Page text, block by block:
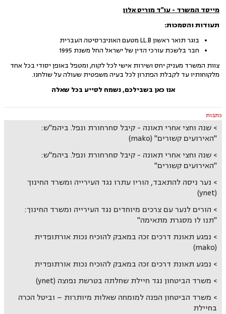
מייסד המשרד - עו"ד מוריס אלון
תעודות והסמכות:
בוגר תואר ראשון LL.B מטעם האוניברסיטה העברית
חבר בלשכת עורכי הדין של ישראל החל משנת 1995
צוות המשרד מעניק יחס ושירות אישי לכל לקוח, ומטפל באופן יסודי בכל אחד
מלקוחותיו עד לקבלת הפתרון לכל בעיה משפטית שעולה על שולחנו.
אנו כאן בשבילכם, נשמח לסייע בכל שאלה
כתבות
שנה וחצי אחרי תאונה - קיבל סחרחורת ונפל. ביהמ"ש:
"האירועים קשורים" (mako)
שנה וחצי אחרי תאונה - קיבל סחרחורת ונפל. ביהמ"ש:
"האירועים קשורים"
נער ניסה להתאבד, הוריו עתרו נגד העירייה ומשרד החינוך
(ynet)
הורים לנער עם צרכים מיוחדים נגד העירייה ומשרד החינוך:
"תנו לו מסגרת מתאימה"
נפגע תאונת דרכים זכה במאבק להוכיח נכות אורתופדית
(mako)
נפגע תאונת דרכים זכה במאבק להוכיח נכות אורתופדית
משרד הביטחון נגד חיילת שחלתה בטרשת נפוצה (ynet)
משרד הביטחון הפנה למומחה שאלות מיותרות – וביטל הכרה
בחיילת